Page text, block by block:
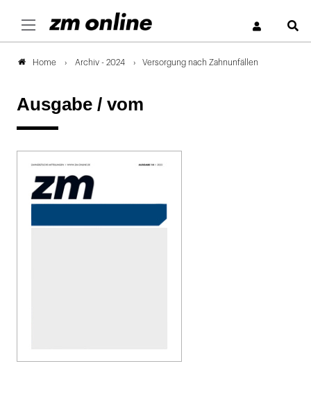
Home Archiv - 2024 Versorgung nach Zahnunfällen
Ausgabe / vom